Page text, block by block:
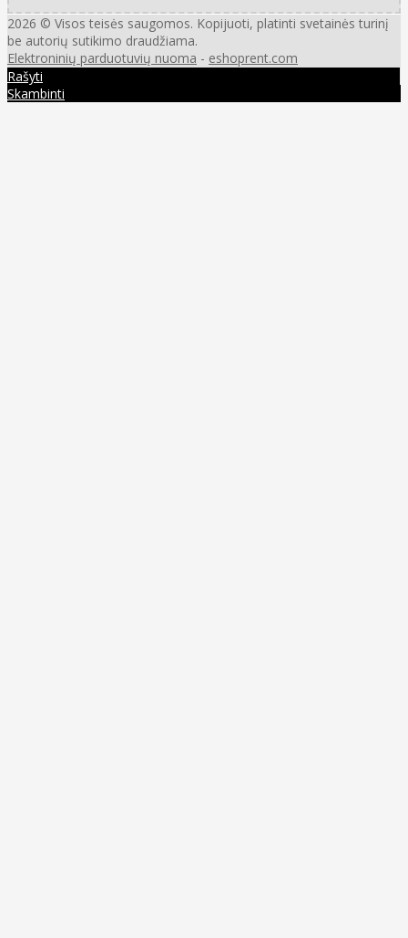
2026 © Visos teisės saugomos. Kopijuoti, platinti svetainės turinį
be autorių sutikimo draudžiama.
Elektroninių parduotuvių nuoma - eshoprent.com
Rašyti
Skambinti